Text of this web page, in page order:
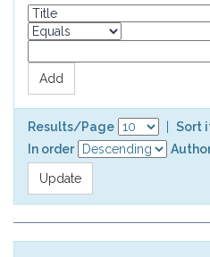
Results/Page
Sort
In order